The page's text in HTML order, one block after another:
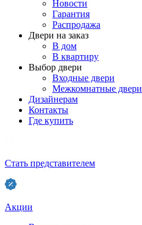
Новости
Гарантия
Распродажа
Двери на заказ
В дом
В квартиру
Выбор двери
Входные двери
Межкомнатные двери
Дизайнерам
Контакты
Где купить
Стать представителем
Акции